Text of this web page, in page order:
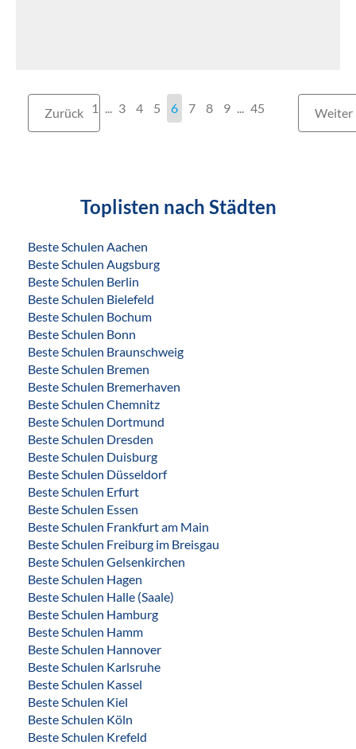
Zurück 1 3 4 5 6 7 8 9 45 Weiter
Toplisten nach Städten
Beste Schulen Aachen
Beste Schulen Augsburg
Beste Schulen Berlin
Beste Schulen Bielefeld
Beste Schulen Bochum
Beste Schulen Bonn
Beste Schulen Braunschweig
Beste Schulen Bremen
Beste Schulen Bremerhaven
Beste Schulen Chemnitz
Beste Schulen Dortmund
Beste Schulen Dresden
Beste Schulen Duisburg
Beste Schulen Düsseldorf
Beste Schulen Erfurt
Beste Schulen Essen
Beste Schulen Frankfurt am Main
Beste Schulen Freiburg im Breisgau
Beste Schulen Gelsenkirchen
Beste Schulen Hagen
Beste Schulen Halle (Saale)
Beste Schulen Hamburg
Beste Schulen Hamm
Beste Schulen Hannover
Beste Schulen Karlsruhe
Beste Schulen Kassel
Beste Schulen Kiel
Beste Schulen Köln
Beste Schulen Krefeld